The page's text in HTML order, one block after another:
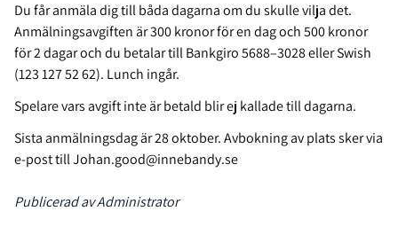
Du får anmäla dig till båda dagarna om du skulle vilja det.
Anmälningsavgiften är 300 kronor för en dag och 500 kronor
för 2 dagar och du betalar till Bankgiro 5688–3028 eller Swish
(123 127 52 62). Lunch ingår.
Spelare vars avgift inte är betald blir ej kallade till dagarna.
Sista anmälningsdag är 28 oktober. Avbokning av plats sker via
e-post till Johan.good@innebandy.se
Publicerad av Administrator